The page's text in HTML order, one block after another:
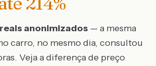
anonimizados — a mesma
carro, no mesmo dia, consultou
Veja a diferença de preço